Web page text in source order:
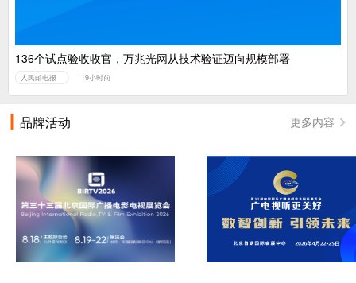
136个试点验收收官，万兆光网从技术验证迈向规模部署
人民邮电报 19小时前
品牌活动 更多内容